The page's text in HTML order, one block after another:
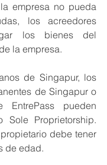
empresa no pueda
los acreedores
los bienes del
la empresa.
de Singapur, los
de Singapur o
EntrePass pueden
Sole Proprietorship.
debe tener
de edad.